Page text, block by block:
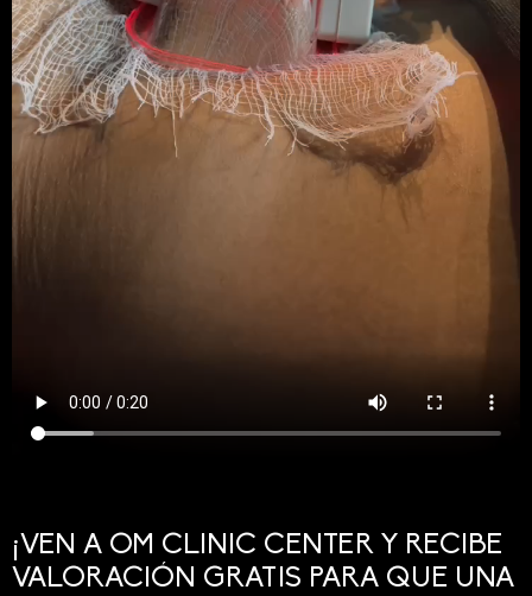
¡VEN A OM CLINIC CENTER Y RECIBE
VALORACIÓN GRATIS PARA QUE UNA